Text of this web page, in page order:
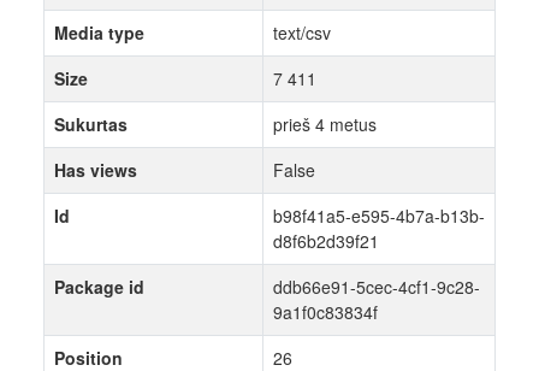
Media type
text/csv
Size
7 411
Sukurtas
prieš 4 metus
Has views
False
Id
b98f41a5-e595-4b7a-b13b-
d8f6b2d39f21
Package id
ddb66e91-5cec-4cf1-9c28-
9a1f0c83834f
Position
26